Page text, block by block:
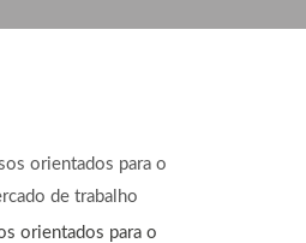
orientados para o